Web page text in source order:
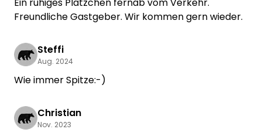
Ein ruhiges Plätzchen fernab vom Verkehr.
Freundliche Gastgeber. Wir kommen gern wieder.
Steffi
Aug. 2024
Wie immer Spitze:-)
Christian
Nov. 2023